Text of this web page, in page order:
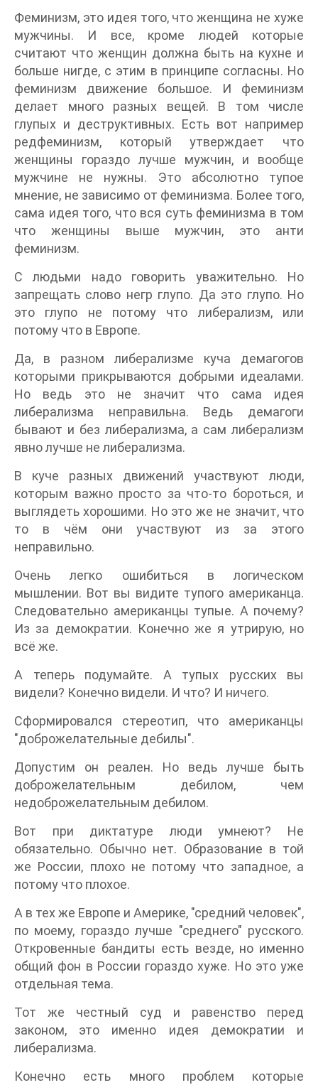
Феминизм, это идея того, что женщина не хуже
мужчины. И все, кроме людей которые
считают что женщин должна быть на кухне и
больше нигде, с этим в принципе согласны. Но
феминизм движение большое. И феминизм
делает много разных вещей. В том числе
глупых и деструктивных. Есть вот например
редфеминизм, который утверждает что
женщины гораздо лучше мужчин, и вообще
мужчине не нужны. Это абсолютно тупое
мнение, не зависимо от феминизма. Более того,
сама идея того, что вся суть феминизма в том
что женщины выше мужчин, это анти
феминизм.
С людьми надо говорить уважительно. Но
запрещать слово негр глупо. Да это глупо. Но
это глупо не потому что либерализм, или
потому что в Европе.
Да, в разном либерализме куча демагогов
которыми прикрываются добрыми идеалами.
Но ведь это не значит что сама идея
либерализма неправильна. Ведь демагоги
бывают и без либерализма, а сам либерализм
явно лучше не либерализма.
В куче разных движений участвуют люди,
которым важно просто за что-то бороться, и
выглядеть хорошими. Но это же не значит, что
то в чём они участвуют из за этого
неправильно.
Очень легко ошибиться в логическом
мышлении. Вот вы видите тупого американца.
Следовательно американцы тупые. А почему?
Из за демократии. Конечно же я утрирую, но
всё же.
А теперь подумайте. А тупых русских вы
видели? Конечно видели. И что? И ничего.
Сформировался стереотип, что американцы
"доброжелательные дебилы".
Допустим он реален. Но ведь лучше быть
доброжелательным дебилом, чем
недоброжелательным дебилом.
Вот при диктатуре люди умнеют? Не
обязательно. Обычно нет. Образование в той
же России, плохо не потому что западное, а
потому что плохое.
А в тех же Европе и Америке, "средний человек",
по моему, гораздо лучше "среднего" русского.
Откровенные бандиты есть везде, но именно
общий фон в России гораздо хуже. Но это уже
отдельная тема.
Тот же честный суд и равенство перед
законом, это именно идея демократии и
либерализма.
Конечно есть много проблем которые